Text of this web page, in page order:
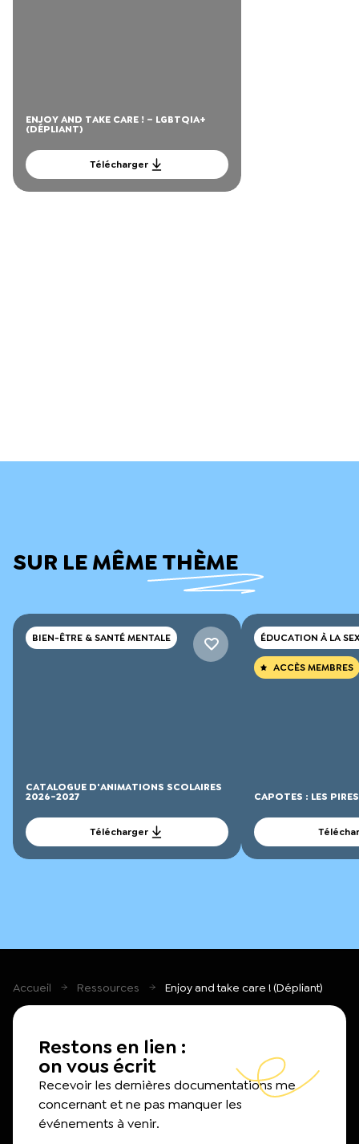
ENJOY AND TAKE CARE ! – LGBTQIA+
(DÉPLIANT)
Télécharger
SUR LE MÊME THÈME
BIEN-ÊTRE & SANTÉ MENTALE
CATALOGUE D'ANIMATIONS SCOLAIRES
2026-2027
Télécharger
ÉDUCATION À LA
ACCÈS MEMBRES
CAPOTES : LES
Accueil Ressources Enjoy and take care ! (Dépliant)
Restons en lien :
on vous écrit
Recevoir les dernières documentations me
concernant et ne pas manquer les
événements à venir.